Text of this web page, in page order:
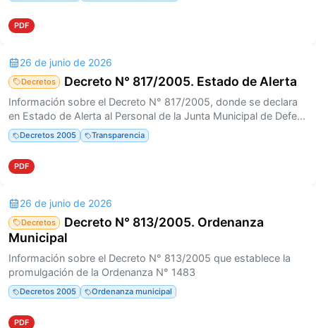
PDF
26 de junio de 2026
Decretos Decreto N° 817/2005. Estado de Alerta
Información sobre el Decreto N° 817/2005, donde se declara
en Estado de Alerta al Personal de la Junta Municipal de Defe...
Decretos 2005 Transparencia
PDF
26 de junio de 2026
Decretos
Decreto N° 813/2005. Ordenanza
Municipal
Información sobre el Decreto N° 813/2005 que establece la
promulgación de la Ordenanza N° 1483
Decretos 2005 Ordenanza municipal
PDF